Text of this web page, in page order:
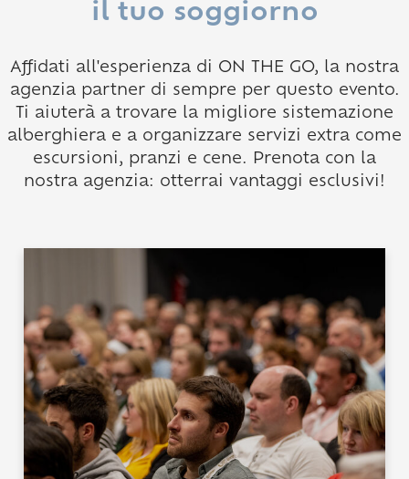
il tuo soggiorno
Affidati all'esperienza di ON THE GO, la nostra
agenzia partner di sempre per questo evento.
Ti aiuterà a trovare la migliore sistemazione
alberghiera e a organizzare servizi extra come
escursioni, pranzi e cene. Prenota con la
nostra agenzia: otterrai vantaggi esclusivi!